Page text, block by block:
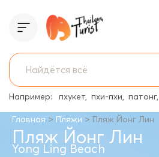
Например: пхукет пхи-пхи патонг
Главная > Пляжи > Пляж Йонг Лин
Пляж Йонг Лин
Yong Ling Beach